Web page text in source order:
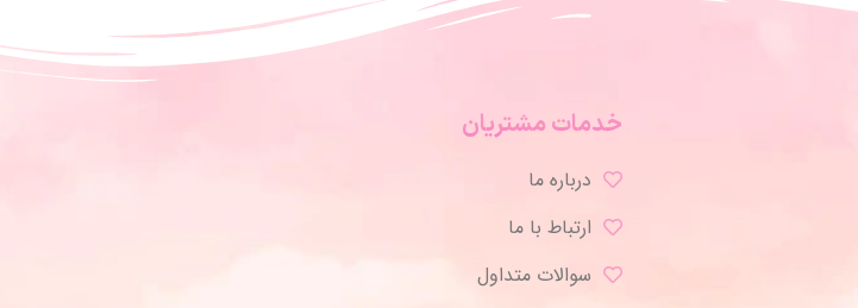
خدمات مشتریان
درباره ما
ارتباط با ما
سوالات متداول